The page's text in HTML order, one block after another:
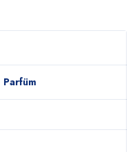
Parfüm